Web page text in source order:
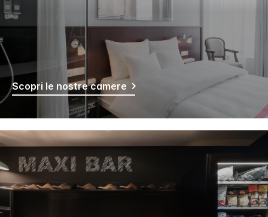
Scopri le nostre camere